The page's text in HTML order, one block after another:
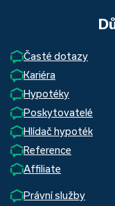
Časté dotazy
Kariéra
Hypotéky
Poskytovatelé
Hlídač hypoték
Reference
Affiliate
Právní služby